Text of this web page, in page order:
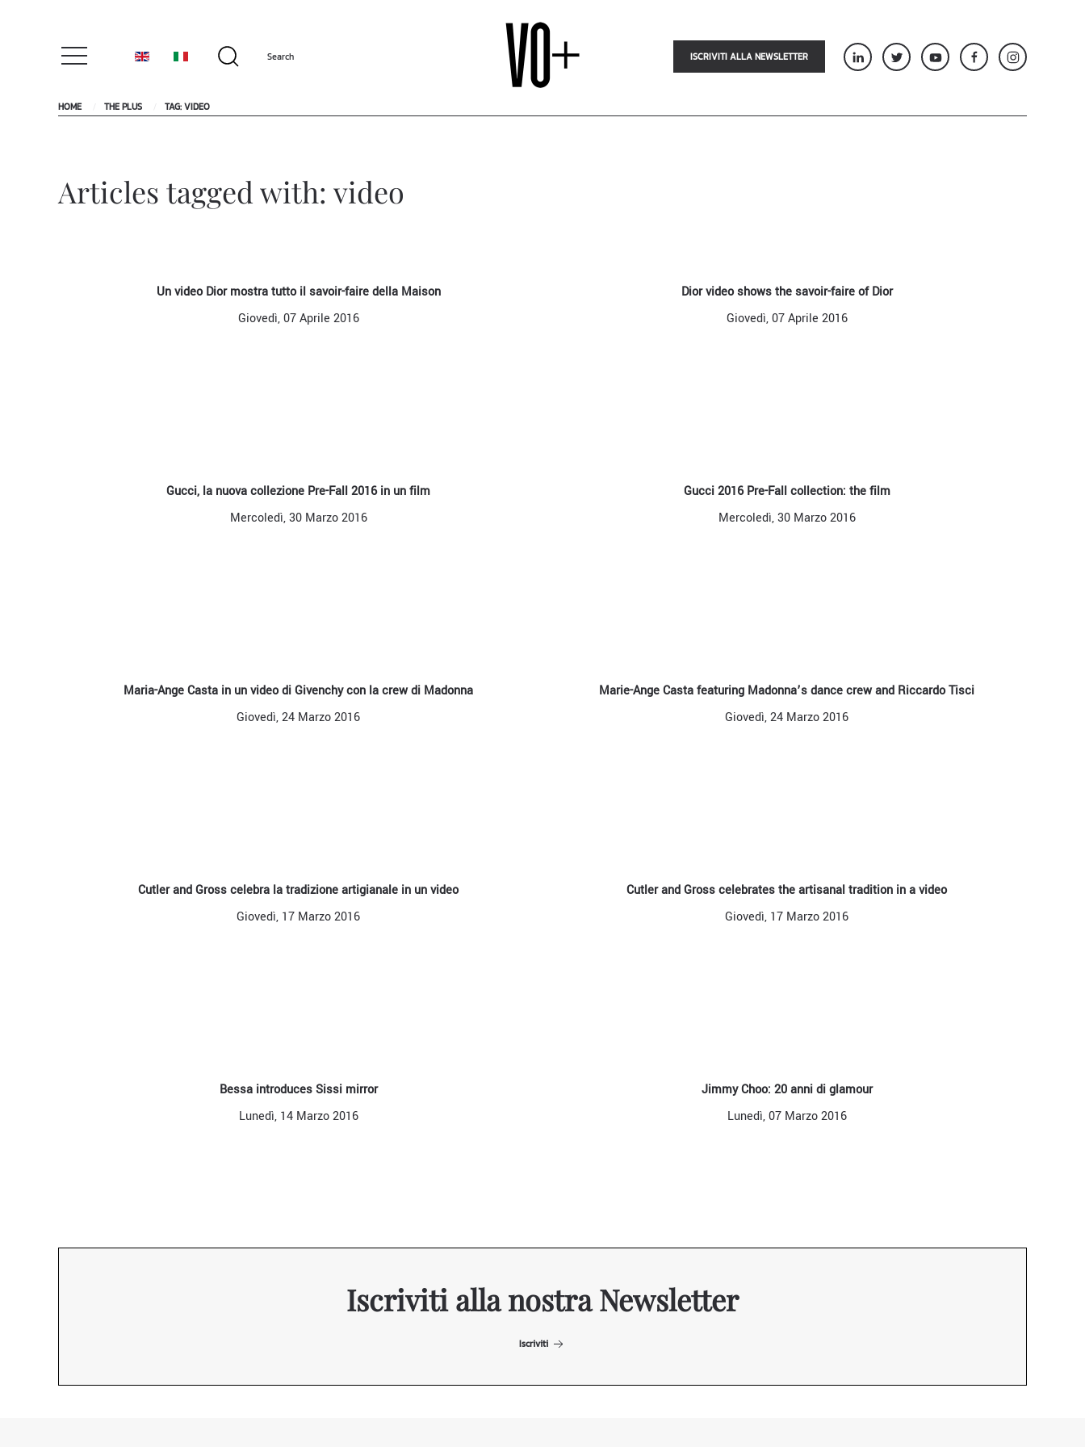
ISCRIVITI ALLA NEWSLETTER
HOME THE PLUS TAG: VIDEO
Articles tagged with: video
Un video Dior mostra tutto il savoir-faire della Maison
Giovedì, 07 Aprile 2016
Dior video shows the savoir-faire of Dior
Giovedì, 07 Aprile 2016
Gucci, la nuova collezione Pre-Fall 2016 in un film
Mercoledì, 30 Marzo 2016
Gucci 2016 Pre-Fall collection: the film
Mercoledì, 30 Marzo 2016
Maria-Ange Casta in un video di Givenchy con la crew di Madonna
Giovedì, 24 Marzo 2016
Marie-Ange Casta featuring Madonna’s dance crew and Riccardo Tisci
Giovedì, 24 Marzo 2016
Cutler and Gross celebra la tradizione artigianale in un video
Giovedì, 17 Marzo 2016
Cutler and Gross celebrates the artisanal tradition in a video
Giovedì, 17 Marzo 2016
Bessa introduces Sissi mirror
Lunedì, 14 Marzo 2016
Jimmy Choo: 20 anni di glamour
Lunedì, 07 Marzo 2016
Iscriviti alla nostra Newsletter
Iscriviti